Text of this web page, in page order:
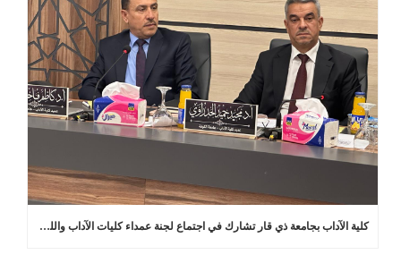
كلية الآداب بجامعة ذي قار تشارك في اجتماع لجنة عمداء كليات الآداب واللغات في العراق